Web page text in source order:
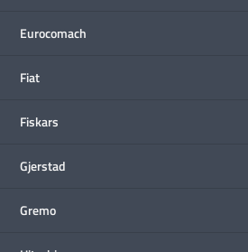
Eurocomach
Fiat
Fiskars
Gjerstad
Gremo